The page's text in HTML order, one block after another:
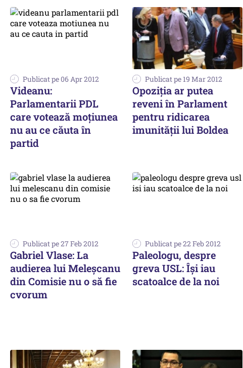
Publicat pe 06 Apr 2012
Videanu:
Parlamentarii PDL
care votează moțiunea
nu au ce căuta în
partid
Publicat pe 19 Mar 2012
Opoziția ar putea
reveni în Parlament
pentru ridicarea
imunității lui Boldea
Publicat pe 27 Feb 2012
Gabriel Vlase: La
audierea lui Meleşcanu
din Comisie nu o să fie
cvorum
Publicat pe 22 Feb 2012
Paleologu, despre
greva USL: Îşi iau
scatoalce de la noi